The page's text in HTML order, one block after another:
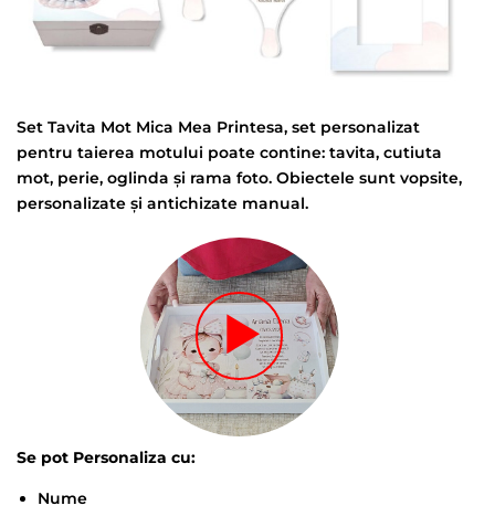
Set Tavita Mot Mica Mea Printesa, set personalizat
pentru taierea motului poate contine: tavita, cutiuta
mot, perie, oglinda și rama foto. Obiectele sunt vopsite,
personalizate și antichizate manual.
Se pot Personaliza cu:
Nume